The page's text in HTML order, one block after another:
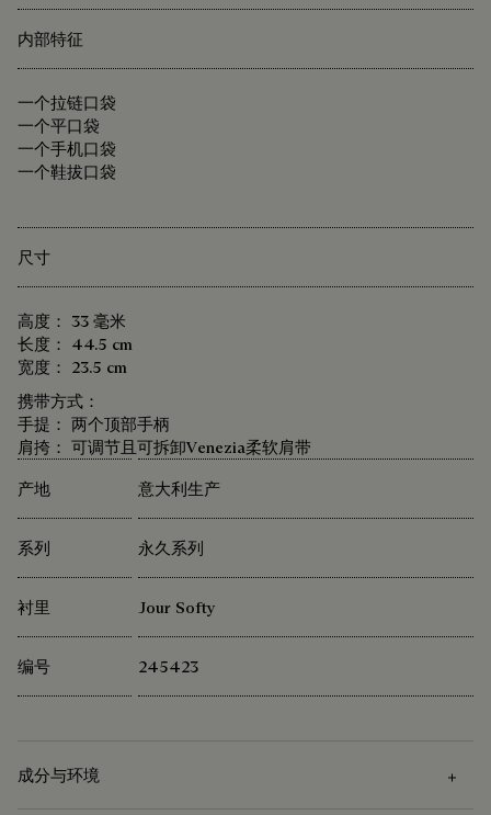
内部特征
一个拉链口袋
一个平口袋
一个手机口袋
一个鞋拔口袋
尺寸
高度： 33 毫米
长度： 44.5 cm
宽度： 23.5 cm
携带方式：
手提： 两个顶部手柄
肩挎： 可调节且可拆卸Venezia柔软肩带
产地
意大利生产
系列 永久系列
衬里 Jour Softy
编号 245423
成分与环境